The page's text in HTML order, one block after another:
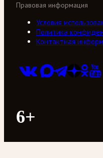
Правовая информация
Условия
Политика
Контактная
6+